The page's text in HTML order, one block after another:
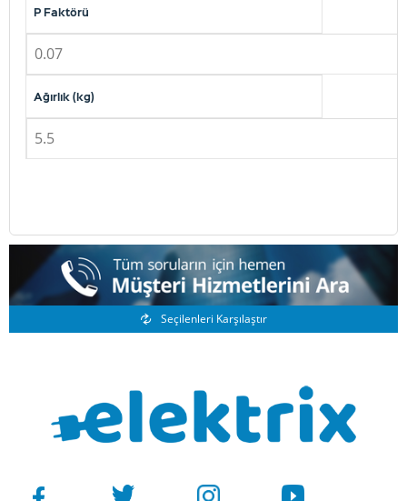
P Faktörü
0.07
Ağırlık (kg)
5.5
Benzer Ürünler
Seçilenleri Karşılaştır